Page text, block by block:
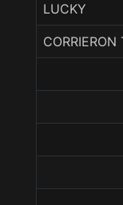
LUCKY
CORRIERON